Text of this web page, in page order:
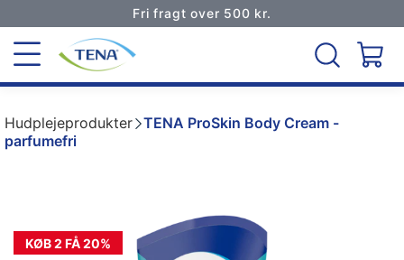
Fri fragt over 500 kr.
Hudplejeprodukter TENA ProSkin Body Cream -
parfumefri
KØB 2 FÅ 20%